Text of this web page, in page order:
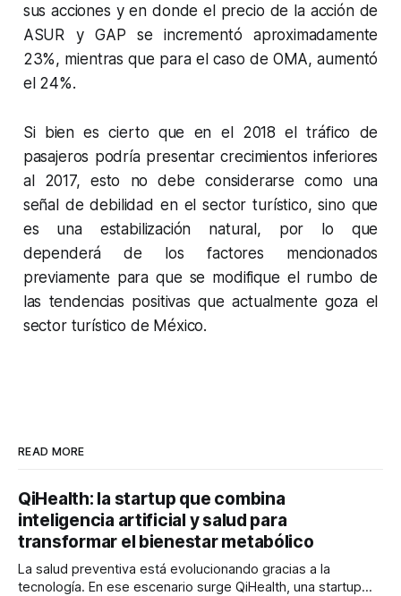
sus acciones y en donde el precio de la acción de
ASUR y GAP se incrementó aproximadamente
23%, mientras que para el caso de OMA, aumentó
el 24%.
Si bien es cierto que en el 2018 el tráfico de
pasajeros podría presentar crecimientos inferiores
al 2017, esto no debe considerarse como una
señal de debilidad en el sector turístico, sino que
es una estabilización natural, por lo que
dependerá de los factores mencionados
previamente para que se modifique el rumbo de
las tendencias positivas que actualmente goza el
sector turístico de México.
READ MORE
QiHealth: la startup que combina
inteligencia artificial y salud para
transformar el bienestar metabólico
La salud preventiva está evolucionando gracias a la
tecnología. En ese escenario surge QiHealth, una startup